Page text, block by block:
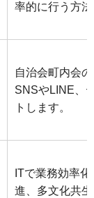
率的に行う方
自治会町内会
SNSやLINE、
トします。
ITで業務効率
進、多文化共